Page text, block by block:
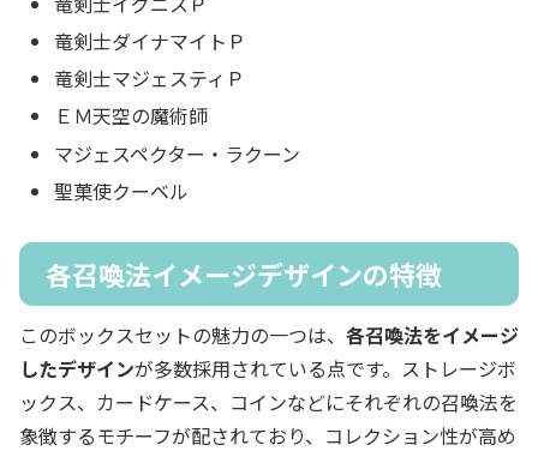
竜剣士ダイナマイトＰ
竜剣士マジェスティＰ
ＥＭ天空の魔術師
マジェスペクター・ラクーン
聖菓使クーベル
各召喚法イメージデザインの特徴
このボックスセットの魅力の一つは、 各召喚法をイメージ
したデザインが多数採用されている点です。ストレージボ
ックス、カードケース、コインなどにそれぞれの召喚法を
象徴するモチーフが配されており、コレクション性が高め